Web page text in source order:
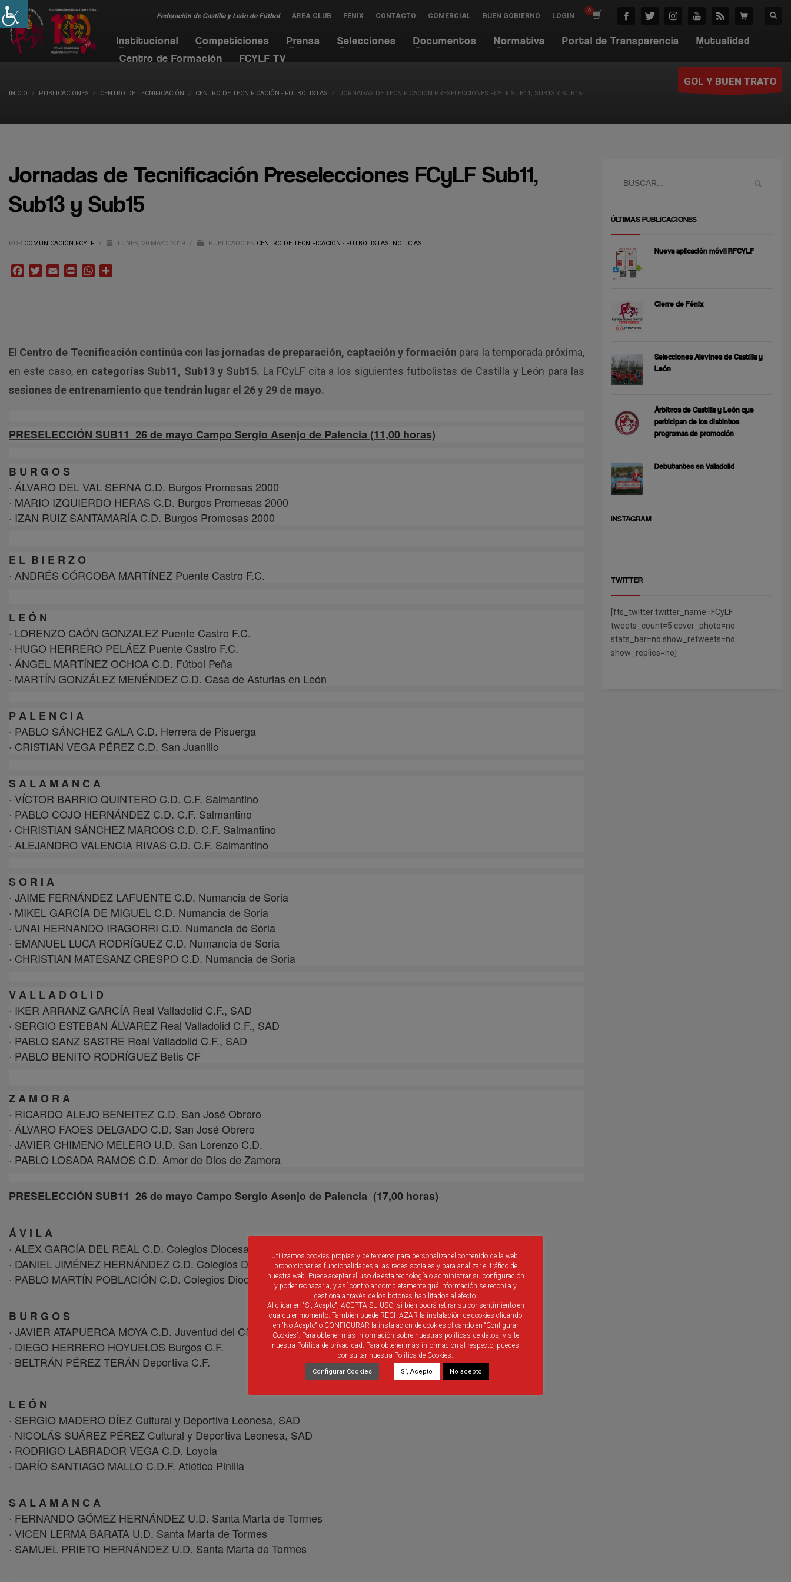
Federación de Castilla y León de Fútbol ÁREA CLUB FÉNIX CONTACTO COMERCIAL BUEN GOBIERNO LOGIN
Institucional Competiciones Prensa Selecciones Documentos Normativa Portal de Transparencia
Mutualidad
Centro de Formación
FCYLF TV
GOL Y BUEN TRATO
INICIO PUBLICACIONES CENTRO DE TECNIFICACIÓN CENTRO DE TECNIFICACIÓN - FUTBOLISTAS JORNADAS DE TECNIFICACIÓN PRESELECCIONES FCYLF SUB11, SUB13 Y SUB15
Jornadas de Tecnificación Preselecciones FCyLF Sub11,
Sub13 y Sub15
POR COMUNICACIÓN FCYLF / LUNES, 20 MAYO 2019 / PUBLICADO EN CENTRO DE TECNIFICACIÓN - FUTBOLISTAS, NOTICIAS
FacebookTwitterEmail Print WhatsApp
El Centro de Tecnificación continúa con las jornadas de preparación, captación y formación para la temporada próxima,
en este caso, en categorías Sub11, Sub13 y Sub15. La FCyLF cita a los siguientes futbolistas de Castilla y León para las
sesiones de entrenamiento que tendrán lugar el 26 y 29 de mayo.
PRESELECCIÓN SUB11 26 de mayo Campo Sergio Asenjo de Palencia (11,00 horas)
B U R G O S
· ÁLVARO DEL VAL SERNA C.D. Burgos Promesas 2000
· MARIO IZQUIERDO HERAS C.D. Burgos Promesas 2000
· IZAN RUIZ SANTAMARÍA C.D. Burgos Promesas 2000
E L B I E R Z O
· ANDRÉS CÓRCOBA MARTÍNEZ Puente Castro F.C.
L E Ó N
· LORENZO CAÓN GONZALEZ Puente Castro F.C.
· HUGO HERRERO PELÁEZ Puente Castro F.C.
· ÁNGEL MARTÍNEZ OCHOA C.D. Fútbol Peña
· MARTÍN GONZÁLEZ MENÉNDEZ C.D. Casa de Asturias en León
P A L E N C I A
· PABLO SÁNCHEZ GALA C.D. Herrera de Pisuerga
· CRISTIAN VEGA PÉREZ C.D. San Juanillo
S A L A M A N C A
· VÍCTOR BARRIO QUINTERO C.D. C.F. Salmantino
· PABLO COJO HERNÁNDEZ C.D. C.F. Salmantino
· CHRISTIAN SÁNCHEZ MARCOS C.D. C.F. Salmantino
· ALEJANDRO VALENCIA RIVAS C.D. C.F. Salmantino
S O R I A
· JAIME FERNÁNDEZ LAFUENTE C.D. Numancia de Soria
· MIKEL GARCÍA DE MIGUEL C.D. Numancia de Soria
· UNAI HERNANDO IRAGORRI C.D. Numancia de Soria
· EMANUEL LUCA RODRÍGUEZ C.D. Numancia de Soria
· CHRISTIAN MATESANZ CRESPO C.D. Numancia de Soria
V A L L A D O L I D
· IKER ARRANZ GARCÍA Real Valladolid C.F., SAD
· SERGIO ESTEBAN ÁLVAREZ Real Valladolid C.F., SAD
· PABLO SANZ SASTRE Real Valladolid C.F., SAD
· PABLO BENITO RODRÍGUEZ Betis CF
Z A M O R A
· RICARDO ALEJO BENEITEZ C.D. San José Obrero
· ÁLVARO FAOES DELGADO C.D. San José Obrero
· JAVIER CHIMENO MELERO U.D. San Lorenzo C.D.
· PABLO LOSADA RAMOS C.D. Amor de Dios de Zamora
PRESELECCIÓN SUB11 26 de mayo Campo Sergio Asenjo de Palencia (17,00 horas)
Á V I L A
· ALEX GARCÍA DEL REAL C.D. Colegios Diocesanos
· DANIEL JIMÉNEZ HERNÁNDEZ C.D. Colegios Diocesanos
· PABLO MARTÍN POBLACIÓN C.D. Colegios Diocesanos
B U R G O S
· JAVIER ATAPUERCA MOYA C.D. Juventud del Círculo Católico
· DIEGO HERRERO HOYUELOS Burgos C.F.
· BELTRÁN PÉREZ TERÁN Deportiva C.F.
L E Ó N
· SERGIO MADERO DÍEZ Cultural y Deportiva Leonesa, SAD
· NICOLÁS SUÁREZ PÉREZ Cultural y Deportiva Leonesa, SAD
· RODRIGO LABRADOR VEGA C.D. Loyola
· DARÍO SANTIAGO MALLO C.D.F. Atlético Pinilla
S A L A M A N C A
· FERNANDO GÓMEZ HERNÁNDEZ U.D. Santa Marta de Tormes
· VICEN LERMA BARATA U.D. Santa Marta de Tormes
· SAMUEL PRIETO HERNÁNDEZ U.D. Santa Marta de Tormes
ÚLTIMAS PUBLICACIONES
Nueva aplicación móvil RFCYLF
Cierre de Fénix
Selecciones Alevines de Castilla y
León
Árbitros de Castilla y León que
participan de los distintos
programas de promoción
Debutantes en Valladolid
INSTAGRAM
TWITTER
[fts_twitter twitter_name=FCyLF
tweets_count=5 cover_photo=no
stats_bar=no show_retweets=no
show_replies=no]
Utilizamos cookies propias y de terceros para personalizar el contenido de la web,
proporcionarles funcionalidades a las redes sociales y para analizar el tráfico de
nuestra web. Puede aceptar el uso de esta tecnología o administrar su configuración
y poder rechazarla, y así controlar completamente qué información se recopila y
gestiona a través de los botones habilitados al efecto.
Al clicar en "Sí, Acepto", ACEPTA SU USO, si bien podrá retirar su consentimiento en
cualquier momento. También puede RECHAZAR la instalación de cookies clicando
en “No Acepto" o CONFIGURAR la instalación de cookies clicando en “Configurar
Cookies”. Para obtener más información sobre nuestras políticas de datos, visite
nuestra Política de privacidad. Para obtener más información al respecto, puedes
consultar nuestra Política de Cookies.
Configurar Cookies Sí, Acepto No acepto